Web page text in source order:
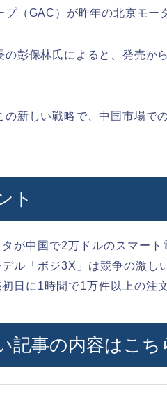
プ（GAC）が昨年の北京モー
の彭保林氏によると、発売か
の新しい戦略で、中国市場で
ト
タが中国で2万ドルのスマー
デル「ボジ3X」は競争の激し
日に1時間で1万件以上の注
記事の内容はこち